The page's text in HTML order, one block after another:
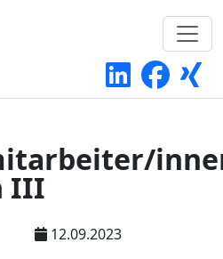
III
12.09.2023